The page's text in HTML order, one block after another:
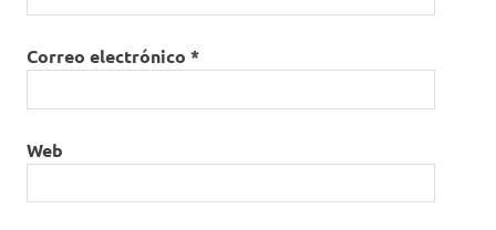
Correo electrónico *
Web